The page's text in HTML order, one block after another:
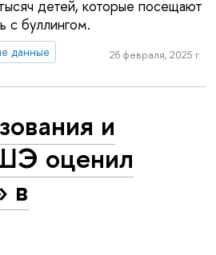
детей, которые посещают
с буллингом.
данные 26 февраля, 2025 г.
и
оценил
в